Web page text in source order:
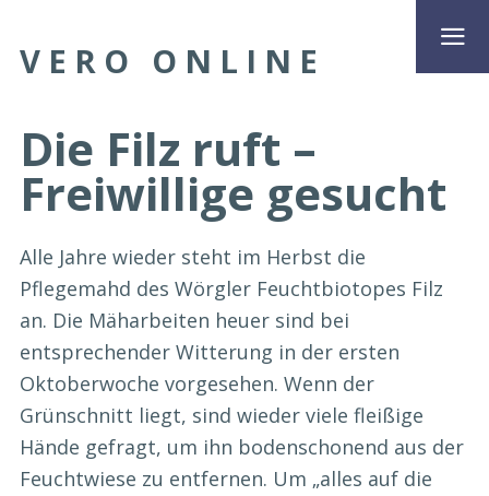
VERO ONLINE
Die Filz ruft –
Freiwillige gesucht
Alle Jahre wieder steht im Herbst die
Pflegemahd des Wörgler Feuchtbiotopes Filz
an. Die Mäharbeiten heuer sind bei
entsprechender Witterung in der ersten
Oktoberwoche vorgesehen. Wenn der
Grünschnitt liegt, sind wieder viele fleißige
Hände gefragt, um ihn bodenschonend aus der
Feuchtwiese zu entfernen. Um „alles auf die